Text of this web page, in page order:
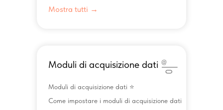
Mostra tutti →
Moduli di acquisizione dati
Moduli di acquisizione dati ⭐️
Come impostare i moduli di acquisizione dati